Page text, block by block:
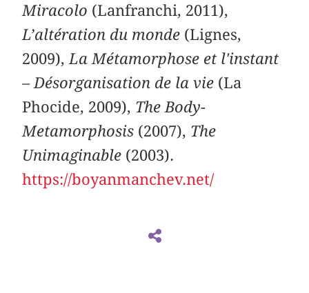
Miracolo (Lanfranchi, 2011),
L’altération du monde (Lignes,
2009), La Métamorphose et l'instant
– Désorganisation de la vie (La
Phocide, 2009), The Body-
Metamorphosis (2007), The
Unimaginable (2003).
https://boyanmanchev.net/